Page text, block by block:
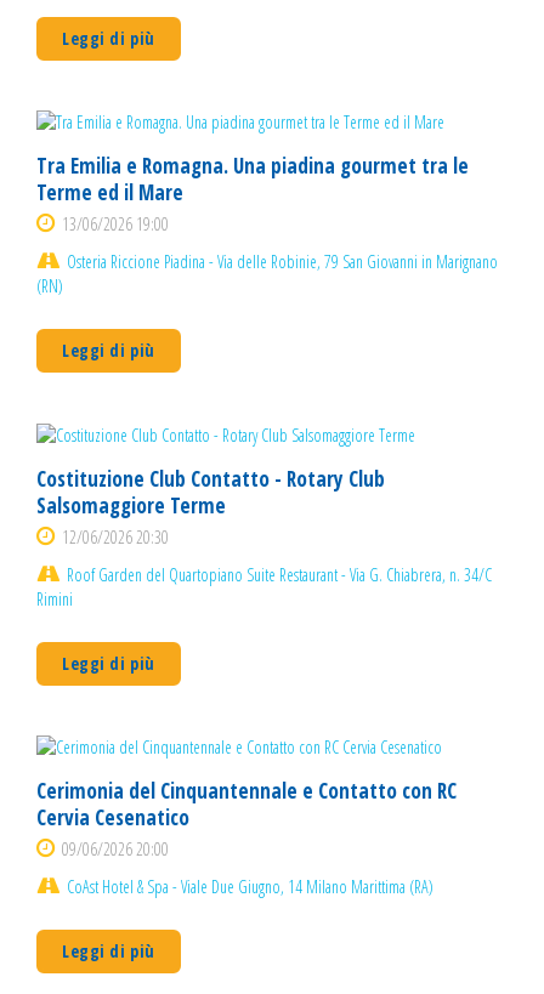
Leggi di più
Tra Emilia e Romagna. Una piadina gourmet tra le
Terme ed il Mare
13/06/2026 19:00
Osteria Riccione Piadina - Via delle Robinie, 79 San Giovanni in Marignano
(RN)
Leggi di più
Costituzione Club Contatto - Rotary Club
Salsomaggiore Terme
12/06/2026 20:30
Roof Garden del Quartopiano Suite Restaurant - Via G. Chiabrera, n. 34/C
Rimini
Leggi di più
Cerimonia del Cinquantennale e Contatto con RC
Cervia Cesenatico
09/06/2026 20:00
CoAst Hotel & Spa - Viale Due Giugno, 14 Milano Marittima (RA)
Leggi di più